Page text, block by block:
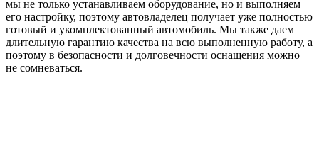
мы не только устанавливаем оборудование, но и выполняем
его настройку, поэтому автовладелец получает уже полностью
готовый и укомплектованный автомобиль. Мы также даем
длительную гарантию качества на всю выполненную работу, а
поэтому в безопасности и долговечности оснащения можно
не сомневаться.